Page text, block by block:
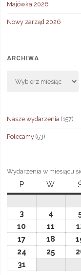
Majówka 2026
Nowy zarząd 2026
ARCHIWA
Nasze wydarzenia(157)
Polecamy(53)
Wydarzenia w miesiącu
Pponiedziałek
W wtorek
33
sierpnia,
2026
4
2026
10
sierpnia,
11
1717
sierpnia,
18
24 25
31